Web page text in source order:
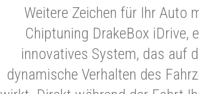
Weitere Zeichen für Ihr Auto
Chiptuning DrakeBox iDrive,
innovatives System, das auf
dynamische Verhalten des